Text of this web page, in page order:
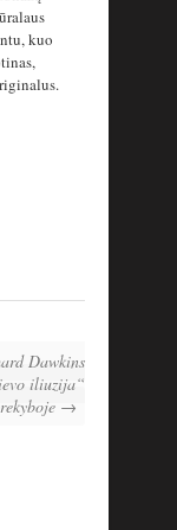
kuo
Dawkins
iliuzija“
→